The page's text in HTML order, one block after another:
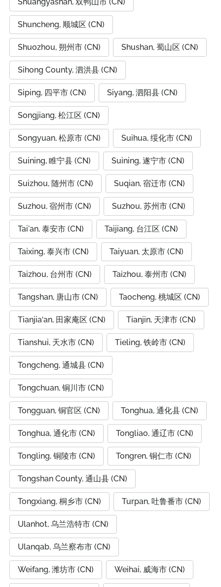
Shuncheng, 顺城区 (CN)
Shuozhou, 朔州市 (CN) Shushan, 蜀山区 (CN)
Sihong County, 泗洪县 (CN)
Siping, 四平市 (CN) Siyang, 泗阳县 (CN)
Songjiang, 松江区 (CN)
Songyuan, 松原市 (CN) Suihua, 绥化市 (CN)
Suining, 睢宁县 (CN) Suining, 遂宁市 (CN)
Suizhou, 随州市 (CN) Suqian, 宿迁市 (CN)
Suzhou, 宿州市 (CN) Suzhou, 苏州市 (CN)
Tai'an, 泰安市 (CN) Taijiang, 台江区 (CN)
Taixing, 泰兴市 (CN) Taiyuan, 太原市 (CN)
Taizhou, 台州市 (CN) Taizhou, 泰州市 (CN)
Tangshan, 唐山市 (CN) Taocheng, 桃城区 (CN)
Tianjia‘an, 田家庵区 (CN) Tianjin, 天津市 (CN)
Tianshui, 天水市 (CN) Tieling, 铁岭市 (CN)
Tongcheng, 通城县 (CN)
Tongchuan, 铜川市 (CN)
Tongguan, 铜官区 (CN) Tonghua, 通化县 (CN)
Tonghua, 通化市 (CN) Tongliao, 通辽市 (CN)
Tongling, 铜陵市 (CN) Tongren, 铜仁市 (CN)
Tongshan County, 通山县 (CN)
Tongxiang, 桐乡市 (CN) Turpan, 吐鲁番市 (CN)
Ulanhot, 乌兰浩特市 (CN)
Ulanqab, 乌兰察布市 (CN)
Weifang, 潍坊市 (CN) Weihai, 威海市 (CN)